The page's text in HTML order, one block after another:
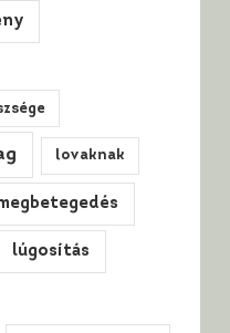
lovaknak
lúgosítás